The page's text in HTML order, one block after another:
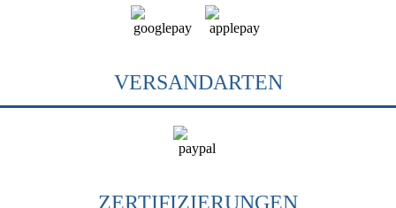
VERSANDARTEN
ZERTIFIZIERUNGEN